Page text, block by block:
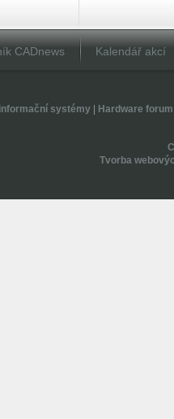
CADnews Kalendář akcí
systémy| Hardware forum
Tvorba